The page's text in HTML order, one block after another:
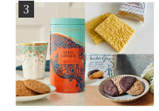
3